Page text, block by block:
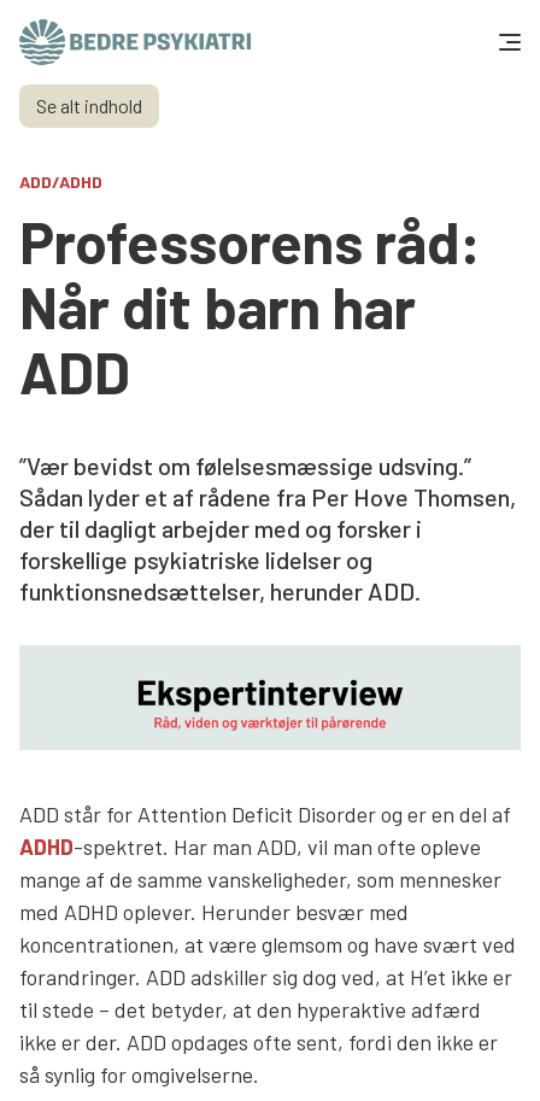
Skip to content
Få hjælp
Tal og fakta
Om os
Vær med
Presse og politik
Støt os
Søg
Se alt indhold
ADD/ADHD
Professorens råd:
Når dit barn har
ADD
”Vær bevidst om følelsesmæssige udsving.”
Sådan lyder et af rådene fra Per Hove Thomsen,
der til dagligt arbejder med og forsker i
forskellige psykiatriske lidelser og
funktionsnedsættelser, herunder ADD.
ADD står for Attention Deficit Disorder og er en del af
ADHD-spektret. Har man ADD, vil man ofte opleve
mange af de samme vanskeligheder, som mennesker
med ADHD oplever. Herunder besvær med
koncentrationen, at være glemsom og have svært ved
forandringer. ADD adskiller sig dog ved, at H’et ikke er
til stede – det betyder, at den hyperaktive adfærd
ikke er der. ADD opdages ofte sent, fordi den ikke er
så synlig for omgivelserne.